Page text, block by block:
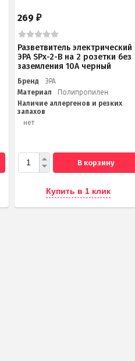
269₽
Разветвитель электрический
ЭРА SPx-2-B на 2 розетки без
заземления 10А черный
Бренд
ЭРА
Материал
Полипропилен
Наличие аллергенов и резких
запахов
нет
В корзину
Купить в 1 клик